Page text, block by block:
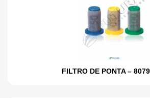
FILTRO DE PONTA –